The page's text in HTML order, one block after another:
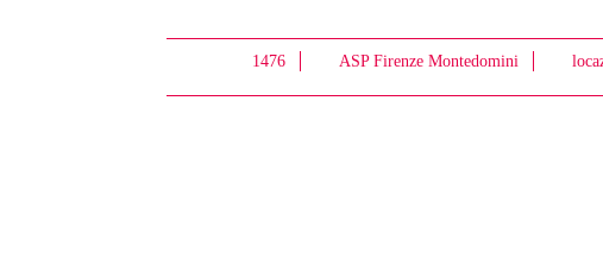
1476 ASP Firenze Montedomini